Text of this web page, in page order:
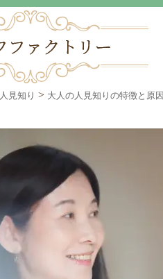
人見知り > 大人の人見知りの特徴と原